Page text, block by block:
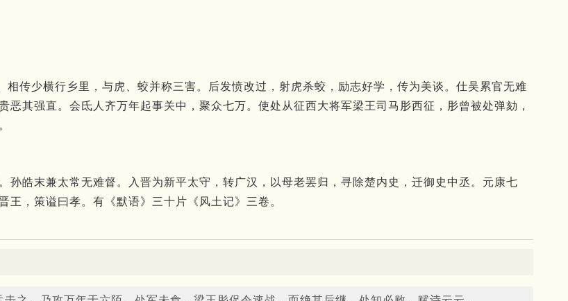
传少横行乡里，与虎、蛟并称三害。后发愤改过，射虎杀蛟，励志好学，传为美谈。仕吴累官无难
其强直。会氐人齐万年起事关中，聚众七万。使处从征西大将军梁王司马肜西征，肜曾被处弹劾，
孙皓末兼太常无难督。入晋为新平太守，转广汉，以母老罢归，寻除楚内史，迁御史中丞。元康七
，策谥曰孝。有《默语》三十片《风土记》三卷。